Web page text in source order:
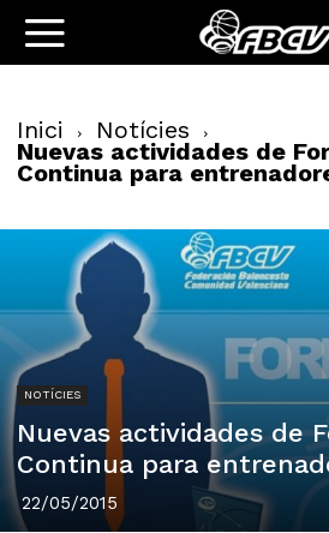
Inici Notícies
Nuevas actividades de
Continua para
NOTÍCIES
Nuevas actividades de
Continua para
22/05/2015